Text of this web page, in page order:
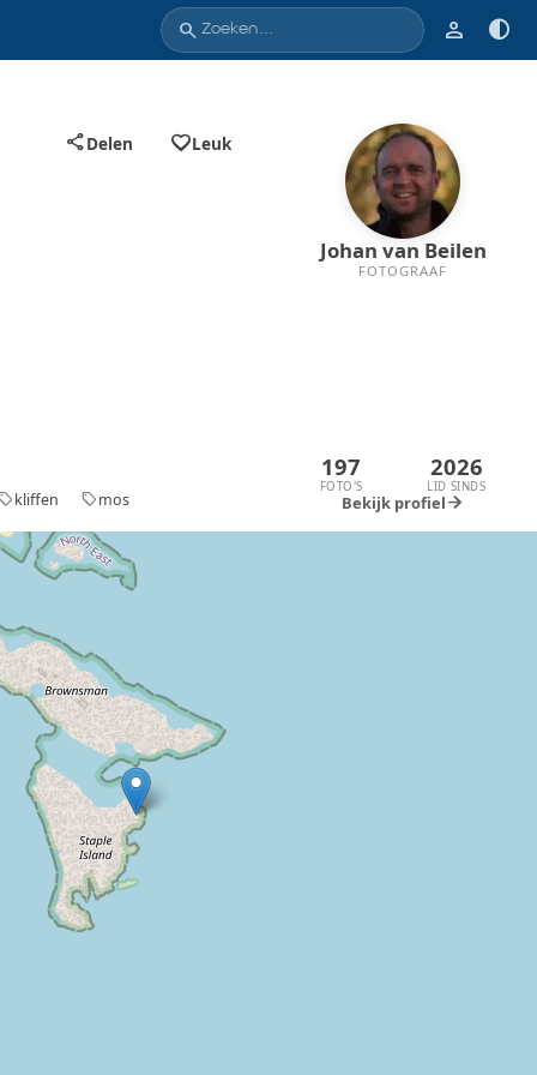
search person contrast
shareDelen favorite_borderLeuk
kliffen sellmos
Johan van Beilen
FOTOGRAAF
197
FOTO'S
2026
LID SINDS
Bekijk profielarrow_forward